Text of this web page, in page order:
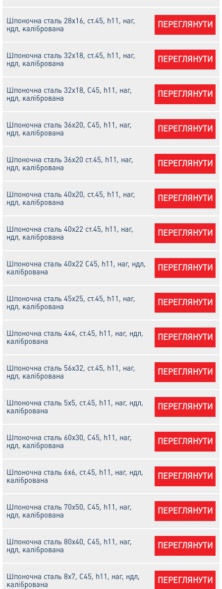
Шпоночна сталь 28х16, cт.45, h11, наг,
ндл, калібрована
ПЕРЕГЛЯНУТИ
Шпоночна сталь 32х18, cт.45, h11, наг,
ндл, калібрована
ПЕРЕГЛЯНУТИ
Шпоночна сталь 32х18, С45, h11, наг,
ндл, калібрована
ПЕРЕГЛЯНУТИ
Шпоночна сталь 36x20, C45, h11, наг,
ндл, калібрована
ПЕРЕГЛЯНУТИ
Шпоночна сталь 36х20 cт.45, h11, наг,
ндл, калібрована
ПЕРЕГЛЯНУТИ
Шпоночна сталь 40х20, cт.45, h11, наг,
ндл, калібрована
ПЕРЕГЛЯНУТИ
Шпоночна сталь 40х22 cт.45, h11, наг,
ндл, калібрована
ПЕРЕГЛЯНУТИ
Шпоночна сталь 40х22 С45, h11, наг, ндл,
калібрована
ПЕРЕГЛЯНУТИ
Шпоночна сталь 45х25, cт.45, h11, наг,
ндл, калібрована
ПЕРЕГЛЯНУТИ
Шпоночна сталь 4х4, cт.45, h11, наг, ндл,
калібрована
ПЕРЕГЛЯНУТИ
Шпоночна сталь 56х32, cт.45, h11, наг,
ндл, калібрована
ПЕРЕГЛЯНУТИ
Шпоночна сталь 5х5, cт.45, h11, наг, ндл,
калібрована
ПЕРЕГЛЯНУТИ
Шпоночна сталь 60х30, С45, h11, наг,
ндл, калібрована
ПЕРЕГЛЯНУТИ
Шпоночна сталь 6х6, cт.45, h11, наг, ндл,
калібрована
ПЕРЕГЛЯНУТИ
Шпоночна сталь 70х50, С45, h11, наг,
ндл, калібрована
ПЕРЕГЛЯНУТИ
Шпоночна сталь 80х40, С45, h11, наг,
ндл, калібрована
ПЕРЕГЛЯНУТИ
Шпоночна сталь 8х7, C45, h11, наг, ндл,
калібрована
ПЕРЕГЛЯНУТИ